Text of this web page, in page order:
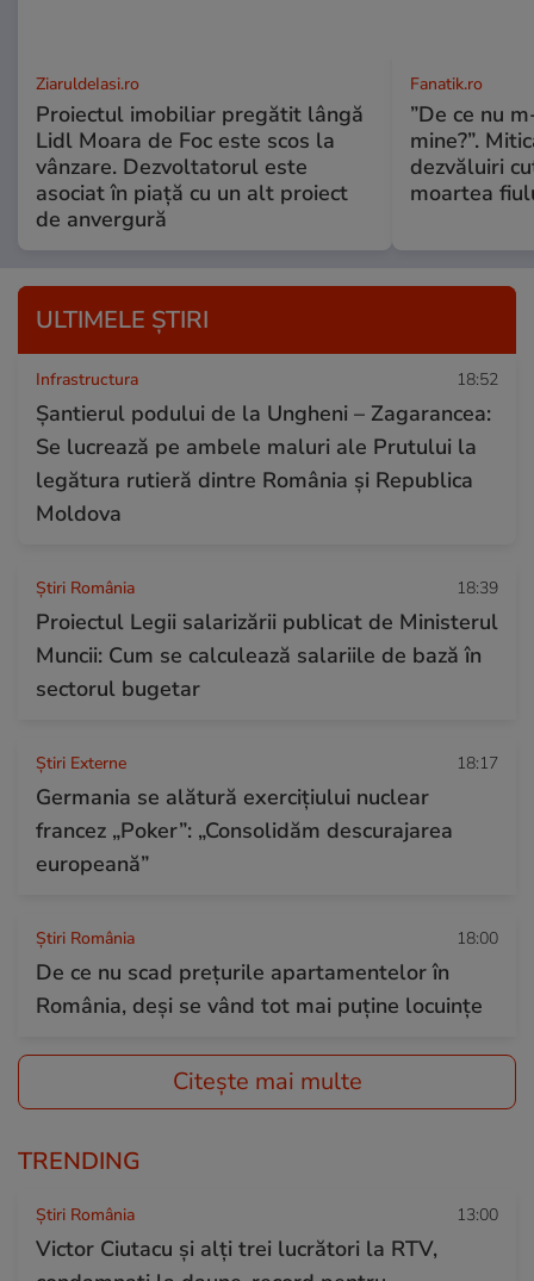
ZiaruldeIasi.ro
Proiectul imobiliar pregătit lângă
Lidl Moara de Foc este scos la
vânzare. Dezvoltatorul este
asociat în piață cu un alt proiect
de anvergură
Fanatik.ro
”De ce nu
mine?”.
dezvăluiri
moartea
ULTIMELE ȘTIRI
Infrastructura 18:52
Șantierul podului de la Ungheni – Zagarancea:
Se lucrează pe ambele maluri ale Prutului la
legătura rutieră dintre România și Republica
Moldova
Știri România 18:39
Proiectul Legii salarizării publicat de Ministerul
Muncii: Cum se calculează salariile de bază în
sectorul bugetar
Știri Externe 18:17
Germania se alătură exercițiului nuclear
francez „Poker”: „Consolidăm descurajarea
europeană”
Știri România 18:00
De ce nu scad prețurile apartamentelor în
România, deși se vând tot mai puține locuințe
Citește mai multe
TRENDING
Știri România 13:00
Victor Ciutacu și alți trei lucrători la RTV,